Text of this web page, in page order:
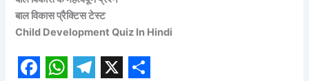
बाल विकास प्रैक्टिस टेस्ट
Child Development Quiz In Hindi